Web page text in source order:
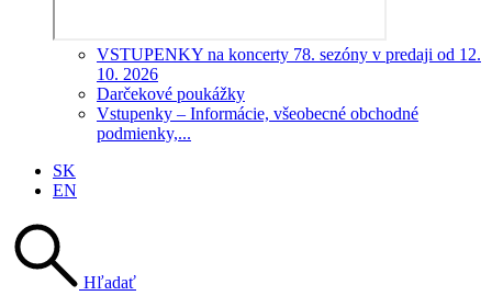
VSTUPENKY na koncerty 78. sezóny v predaji od 12.
10. 2026
Darčekové poukážky
Vstupenky – Informácie, všeobecné obchodné
podmienky,...
SK
EN
Hľadať